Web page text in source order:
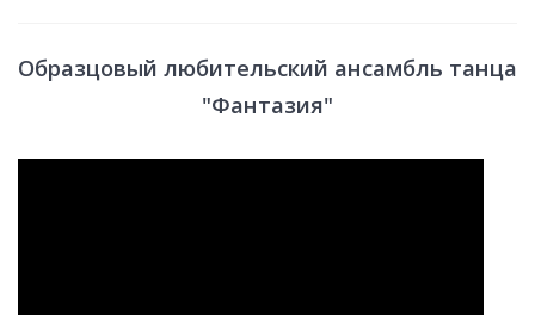
Образцовый любительский ансамбль танца
"Фантазия"